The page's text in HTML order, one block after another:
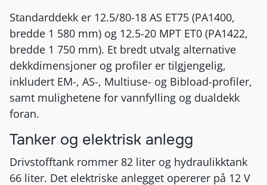
Standarddekk er 12.5/80-18 AS ET75 (PA1400,
bredde 1 580 mm) og 12.5-20 MPT ET0 (PA1422,
bredde 1 750 mm). Et bredt utvalg alternative
dekkdimensjoner og profiler er tilgjengelig,
inkludert EM-, AS-, Multiuse- og Bibload-profiler,
samt mulighetene for vannfylling og dualdekk
foran.
Tanker og elektrisk anlegg
Drivstofftank rommer 82 liter og hydraulikktank
66 liter. Det elektriske anlegget opererer på 12 V